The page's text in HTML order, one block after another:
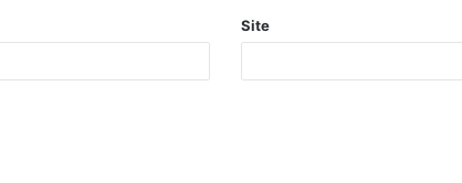
Site